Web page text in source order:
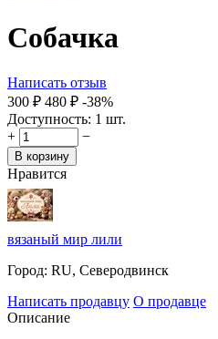
Собачка
Написать отзыв
‍300‍ ₽ ‍480‍ ₽ -38%
Доступность: 1 шт.
+
−
В корзину
Нравится
вязаный мир лили
Город: RU, Северодвинск
Написать продавцу О продавце
Описание